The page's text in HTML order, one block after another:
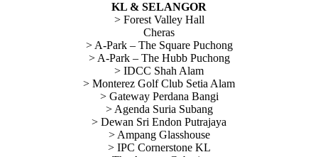
KL & SELANGOR
> Forest Valley Hall
Cheras
> A-Park – The Square Puchong
> A-Park – The Hubb Puchong
> IDCC Shah Alam
> Monterez Golf Club Setia Alam
> Gateway Perdana Bangi
> Agenda Suria Subang
> Dewan Sri Endon Putrajaya
> Ampang Glasshouse
> IPC Cornerstone KL